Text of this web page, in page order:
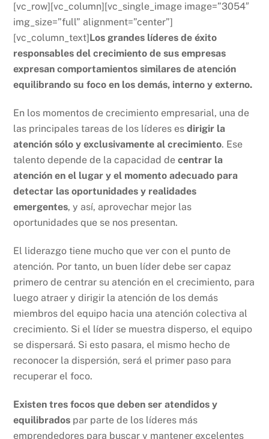
[vc_row][vc_column][vc_single_image image=”3054″
img_size=”full” alignment=”center”]
[vc_column_text]Los grandes líderes de éxito
responsables del crecimiento de sus empresas
expresan comportamientos similares de atención
equilibrando su foco en los demás, interno y externo.
En los momentos de crecimiento empresarial, una de
las principales tareas de los líderes esdirigir la
atención sólo y exclusivamente al crecimiento. Ese
talento depende de la capacidad decentrar la
atención en el lugar y el momento adecuado para
detectar las oportunidades y realidades
emergentes, y así, aprovechar mejor las
oportunidades que se nos presentan.
El liderazgo tiene mucho que ver con el punto de
atención. Por tanto, un buen líder debe ser capaz
primero de centrar su atención en el crecimiento, para
luego atraer y dirigir la atención de los demás
miembros del equipo hacia una atención colectiva al
crecimiento. Si el líder se muestra disperso, el equipo
se dispersará. Si esto pasara, el mismo hecho de
reconocer la dispersión, será el primer paso para
recuperar el foco.
Existen tres focos que deben ser atendidos y
equilibrados par parte de los líderes más
emprendedores para buscar y mantener excelentes